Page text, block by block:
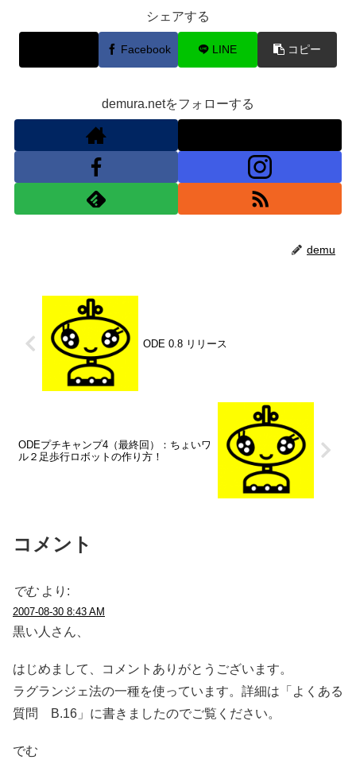
シェアする
Facebook LINE コピー
demura.netをフォローする
demu
ODE 0.8 リリース
ODEプチキャンプ4（最終回）：ちょいワ
ル２足歩行ロボットの作り方！
コメント
でむ より:
2007-08-30 8:43 AM
黒い人さん、
はじめまして、コメントありがとうございます。
ラグランジェ法の一種を使っています。詳細は「よくある
質問 B.16」に書きましたのでご覧ください。
でむ